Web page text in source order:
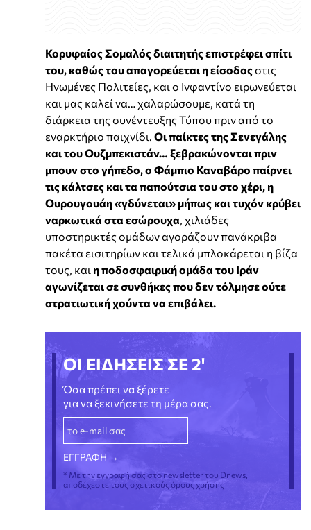
Κορυφαίος Σομαλός διαιτητής επιστρέφει σπίτι
του, καθώς του απαγορεύεται η είσοδοςστις
Ηνωμένες Πολιτείες, και ο Ινφαντίνο ειρωνεύεται
και μας καλεί να… χαλαρώσουμε, κατά τη
διάρκεια της συνέντευξης Τύπου πριν από το
εναρκτήριο παιχνίδι. Οι παίκτες της Σενεγάλης
και του Ουζμπεκιστάν… ξεβρακώνονται πριν
μπουν στο γήπεδο, ο Φάμπιο Καναβάρο παίρνει
τις κάλτσες και τα παπούτσια του στο χέρι, η
Ουρουγουάη «γδύνεται» μήπως και τυχόν κρύβει
ναρκωτικά στα εσώρουχα , χιλιάδες
υποστηρικτές ομάδων αγοράζουν πανάκριβα
πακέτα εισιτηρίων και τελικά μπλοκάρεται η βίζα
τους, και η ποδοσφαιρική ομάδα του Ιράν
αγωνίζεται σε συνθήκες που δεν τόλμησε ούτε
στρατιωτική χούντα να επιβάλει.
ΟΙ ΕΙΔΗΣΕΙΣ ΣΕ 2'
Όσα πρέπει να ξέρετε
για να ξεκινήσετε τη μέρα σας.
* Με την εγγραφή σας στο newsletter του Dnews,
αποδέχεστε τους σχετικούς όρους χρήσης